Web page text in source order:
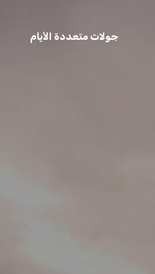
جولات متعددة الأيام